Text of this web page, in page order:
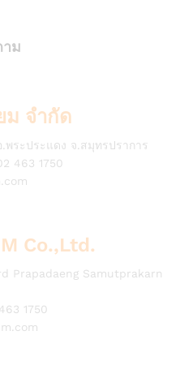
ม
ม จำกัด
ระประแดง จ.สมุทรปราการ
463 1750
Co.,Ltd.
Prapadaeng Samutprakarn
1750